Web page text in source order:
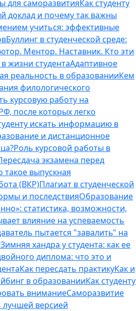
для саморазвитияКак студенту
доклад и почему так важны
учиться: эффективные
Буллинг в студенческой среде:
Ментор. Наставник. Кто эти
жизни студентаАдаптивное
реальность в образованииКем
филологического
курсовую работу на
после которых легко
искать информацию в
и дистанционное
Роль курсовой работы в
экзамена перед
такое выпускная
(ВКР)Плагиат в студенческой
и последствияОбразование
статистика, возможности,
влияние на успеваемость
пытается "завалить" на
Зимняя хандра у студента: как ее
диплома: что это и
Как пересдать практикуКак и
в образованииКак студенту
вниманиеСаморазвитие
лучшей версией